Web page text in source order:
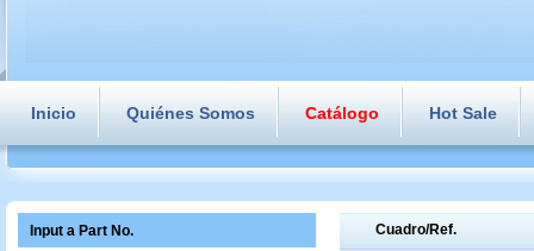
Inicio Quiénes Somos Catálogo Hot Sale
Cuadro/Ref.
Input a Part No.